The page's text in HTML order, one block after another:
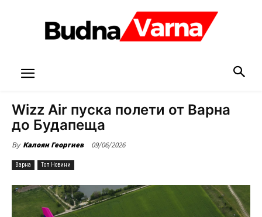
Wizz Air пуска полети от Варна
до Будапеща
By Калоян Георгиев 09/06/2026
Варна Топ Новини